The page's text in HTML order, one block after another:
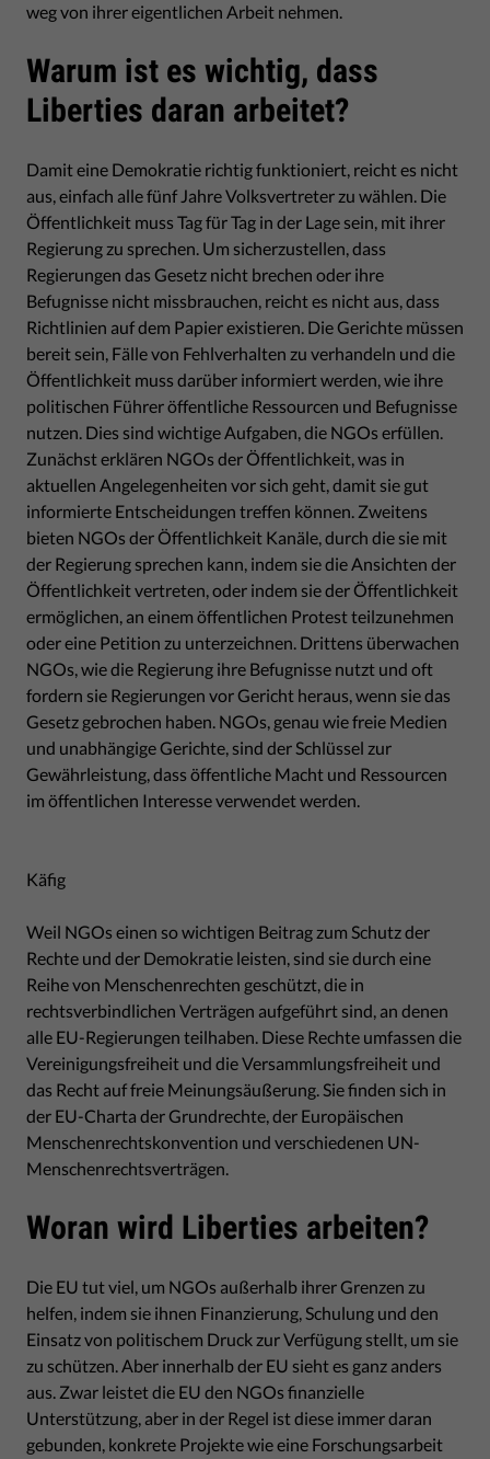
weg von ihrer eigentlichen Arbeit nehmen.
Warum ist es wichtig, dass
Liberties daran arbeitet?
Damit eine Demokratie richtig funktioniert, reicht es nicht
aus, einfach alle fünf Jahre Volksvertreter zu wählen. Die
Öffentlichkeit muss Tag für Tag in der Lage sein, mit ihrer
Regierung zu sprechen. Um sicherzustellen, dass
Regierungen das Gesetz nicht brechen oder ihre
Befugnisse nicht missbrauchen, reicht es nicht aus, dass
Richtlinien auf dem Papier existieren. Die Gerichte müssen
bereit sein, Fälle von Fehlverhalten zu verhandeln und die
Öffentlichkeit muss darüber informiert werden, wie ihre
politischen Führer öffentliche Ressourcen und Befugnisse
nutzen. Dies sind wichtige Aufgaben, die NGOs erfüllen.
Zunächst erklären NGOs der Öffentlichkeit, was in
aktuellen Angelegenheiten vor sich geht, damit sie gut
informierte Entscheidungen treffen können. Zweitens
bieten NGOs der Öffentlichkeit Kanäle, durch die sie mit
der Regierung sprechen kann, indem sie die Ansichten der
Öffentlichkeit vertreten, oder indem sie der Öffentlichkeit
ermöglichen, an einem öffentlichen Protest teilzunehmen
oder eine Petition zu unterzeichnen. Drittens überwachen
NGOs, wie die Regierung ihre Befugnisse nutzt und oft
fordern sie Regierungen vor Gericht heraus, wenn sie das
Gesetz gebrochen haben. NGOs, genau wie freie Medien
und unabhängige Gerichte, sind der Schlüssel zur
Gewährleistung, dass öffentliche Macht und Ressourcen
im öffentlichen Interesse verwendet werden.
Käfig
Weil NGOs einen so wichtigen Beitrag zum Schutz der
Rechte und der Demokratie leisten, sind sie durch eine
Reihe von Menschenrechten geschützt, die in
rechtsverbindlichen Verträgen aufgeführt sind, an denen
alle EU-Regierungen teilhaben. Diese Rechte umfassen die
Vereinigungsfreiheit und die Versammlungsfreiheit und
das Recht auf freie Meinungsäußerung. Sie finden sich in
der EU-Charta der Grundrechte, der Europäischen
Menschenrechtskonvention und verschiedenen UN-
Menschenrechtsverträgen.
Woran wird Liberties arbeiten?
Die EU tut viel, um NGOs außerhalb ihrer Grenzen zu
helfen, indem sie ihnen Finanzierung, Schulung und den
Einsatz von politischem Druck zur Verfügung stellt, um sie
zu schützen. Aber innerhalb der EU sieht es ganz anders
aus. Zwar leistet die EU den NGOs finanzielle
Unterstützung, aber in der Regel ist diese immer daran
gebunden, konkrete Projekte wie eine Forschungsarbeit